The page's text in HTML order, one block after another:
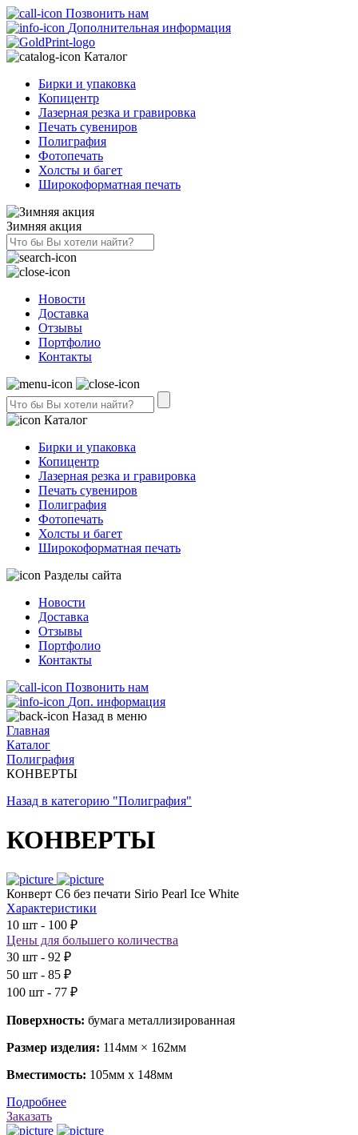
Позвонить нам
Дополнительная информация
Каталог
Бирки и упаковка
Копицентр
Лазерная резка и гравировка
Печать сувениров
Полиграфия
Фотопечать
Холсты и багет
Широкоформатная печать
Зимняя акция
Новости
Доставка
Отзывы
Портфолио
Контакты
Каталог
Бирки и упаковка
Копицентр
Лазерная резка и гравировка
Печать сувениров
Полиграфия
Фотопечать
Холсты и багет
Широкоформатная печать
Разделы сайта
Новости
Доставка
Отзывы
Портфолио
Контакты
Позвонить нам
Доп. информация
Назад в меню
Главная
Каталог
Полиграфия
КОНВЕРТЫ
Назад в категорию "Полиграфия"
КОНВЕРТЫ
Конверт С6 без печати Sirio Pearl Ice White
Характеристики
10 шт - 100 ₽
Цены для большего количества
30 шт - 92 ₽
50 шт - 85 ₽
100 шт - 77 ₽
Поверхность: бумага металлизированная
Размер изделия: 114мм × 162мм
Вместимость: 105мм х 148мм
Подробнее
Заказать